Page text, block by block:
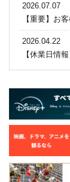
2026.07.07
【重要】お
2026.04.22
【休業日情